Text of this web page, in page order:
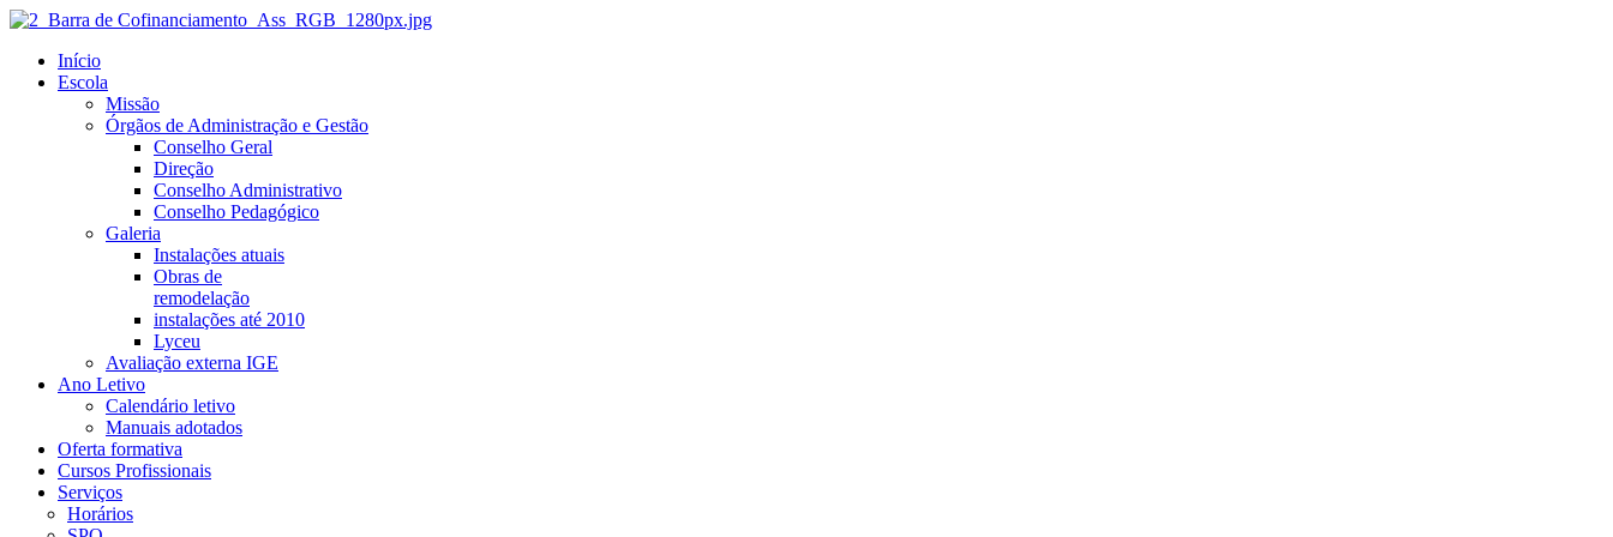
Início
Escola
Missão
Órgãos de Administração e Gestão
Conselho Geral
Direção
Conselho Administrativo
Conselho Pedagógico
Galeria
Instalações atuais
Obras de
remodelação
instalações até 2010
Lyceu
Avaliação externa IGE
Ano Letivo
Calendário letivo
Manuais adotados
Oferta formativa
Cursos Profissionais
Serviços
Horários